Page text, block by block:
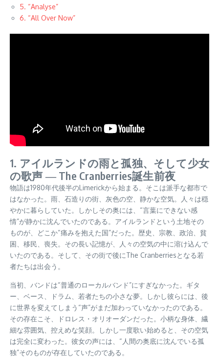
5. “Analyse”
6. “All Over Now”
1. アイルランドの雨と孤独、そして少女
の歌声 ― The Cranberries誕生前夜
物語は1980年代後半のLimerickから始まる。そこは派手な都市で
はなかった。雨、石造りの街、灰色の空、静かな空気。人々は穏
やかに暮らしていた。しかしその奥には、“言葉にできない感
情”が静かに沈んでいたのである。アイルランドという土地その
ものが、どこか“痛みを抱えた国”だった。歴史、宗教、政治、貧
困、移民、喪失。その長い記憶が、人々の空気の中に溶け込んで
いたのである。そして、その街で後にThe Cranberriesとなる若
者たちは出会う。
当初、バンドは“普通のローカルバンド”にすぎなかった。ギタ
ー、ベース、ドラム、若者たちの小さな夢。しかし彼らには、後
に世界を変えてしまう“声”がまだ加わっていなかったのである。
その存在こそ、ドロレス・オリオーダンだった。小柄な身体、繊
細な雰囲気、控えめな笑顔。しかし一度歌い始めると、その空気
は完全に変わった。彼女の声には、“人間の奥底に沈んでいる孤
独”そのものが存在していたのである。